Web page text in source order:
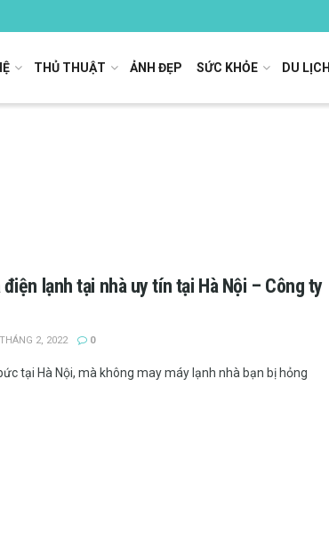
THỦ THUẬT ẢNH ĐẸP SỨC KHỎE DU LỊCH
lạnh tại nhà uy tín tại Hà Nội – Công ty
2, 2022 0
tại Hà Nội, mà không may máy lạnh nhà bạn bị hỏng